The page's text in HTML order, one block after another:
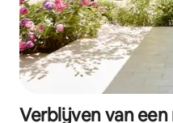
Verblijven van een